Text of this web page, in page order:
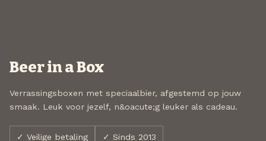
Beer in a Box
Verrassingsboxen met speciaalbier, afgestemd op jouw
smaak. Leuk voor jezelf, n&oacute;g leuker als cadeau.
✓ Veilige betaling ✓ Sinds 2013